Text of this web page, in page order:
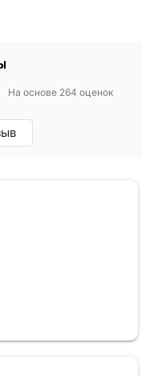
На основе 264 оценок